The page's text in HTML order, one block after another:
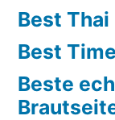
Best
Best
Beste